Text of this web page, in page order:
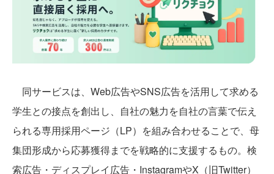
同サービスは、Web広告やSNS広告を活用して求める
学生との接点を創出し、自社の魅力を自社の言葉で伝え
られる専用採用ページ（LP）を組み合わせることで、母
集団形成から応募獲得までを戦略的に支援するもの。検
索広告・ディスプレイ広告・InstagramやX（旧Twitter）